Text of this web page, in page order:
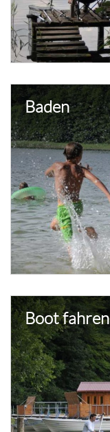
Baden
Boot fahren